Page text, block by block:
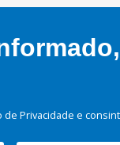
Privacidade e